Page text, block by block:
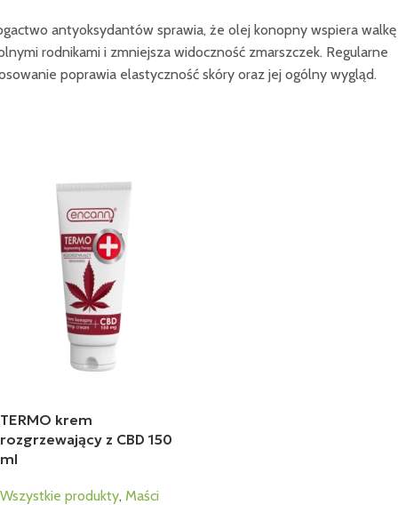
antyoksydantów sprawia, że olej konopny wspiera
rodnikami i zmniejsza widoczność zmarszczek. Regularne
poprawia elastyczność skóry oraz jej ogólny wygląd.
TERMO krem
rozgrzewający z CBD 150
ml
Wszystkie produkty, Maści